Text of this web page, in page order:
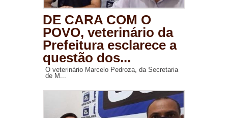
DE CARA COM O
POVO, veterinário da
Prefeitura esclarece a
questão dos...
O veterinário Marcelo Pedroza, da Secretaria
de M...